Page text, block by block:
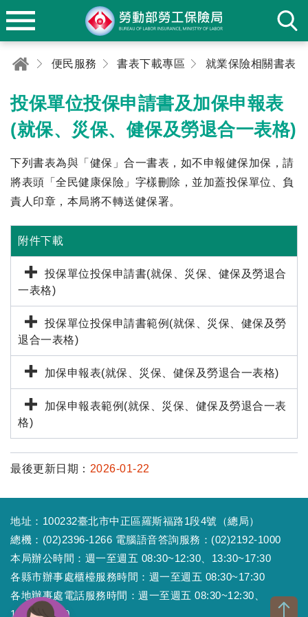
便民服務 書表下載專區 就業保險相關書表
投保單位投保申請書及加保申報表
(就保、災保、健保及勞退合一表格)
下列書表為與「健保」合一書表，如不申報健保加保，請
將表頭「全民健康保險」字樣刪除，並加蓋投保單位、負
責人印章，本局將不轉送健保署。
附件下載
投保單位投保申請書(就保、災保、健保及勞退合
一表格)
投保單位投保申請書範例(就保、災保、健保及勞
退合一表格)
加保申報表(就保、災保、健保及勞退合一表格)
加保申報表範例(就保、災保、健保及勞退合一表
格)
最後更新日期： 2026-01-22
地址：100232臺北市中正區羅斯福路1段4號（總局）
總機：(02)2396-1266 電腦語音答詢服務：(02)2192-1000
本局辦公時間：週一至週五 08:30~12:30、13:30~17:30
各縣市辦事處櫃檯服務時間：週一至週五 08:30~17:30
各地辦事處電話服務時間：週一至週五 08:30~12:30、
13:30~17:30